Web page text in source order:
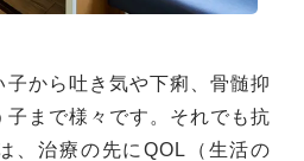
から吐き気や下痢、骨髄抑
まで様々です。それでも抗
、治療の先にQOL（生活の